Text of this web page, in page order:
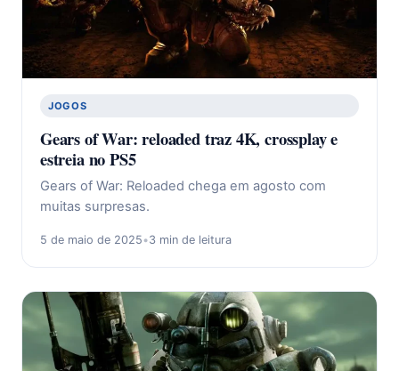
JOGOS
Gears of War: reloaded traz 4K, crossplay e
estreia no PS5
Gears of War: Reloaded chega em agosto com
muitas surpresas.
5 de maio de 2025•3 min de leitura